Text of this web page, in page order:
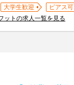
大学生歓迎 ピアス可
ットの求人一覧を見る